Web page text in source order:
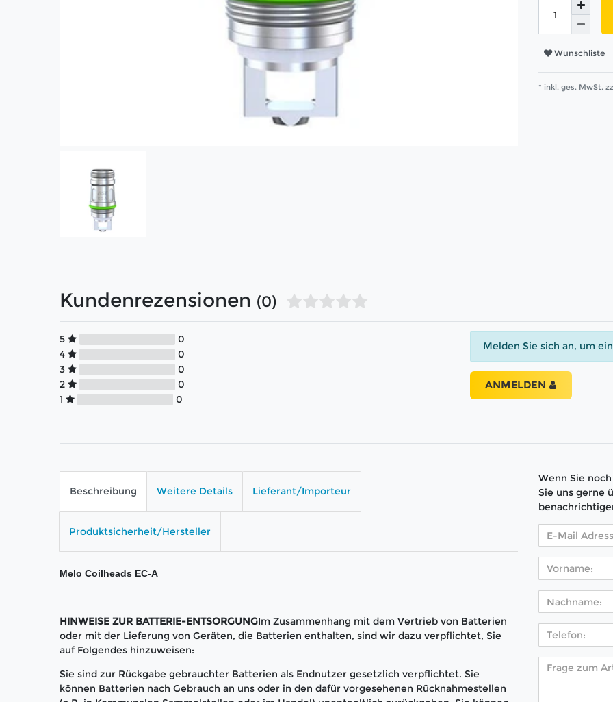
Wunschliste
* inkl. ges. MwSt.
Kundenrezensionen (0)
5
0
4
0
3
0
2
0
1
0
Melden Sie sich an, um
ANMELDEN
Beschreibung Weitere Details Lieferant/Importeur
Produktsicherheit/Hersteller
Melo Coilheads EC-A
HINWEISE ZUR BATTERIE-ENTSORGUNGIm Zusammenhang mit dem Vertrieb von Batterien
oder mit der Lieferung von Geräten, die Batterien enthalten, sind wir dazu verpflichtet, Sie
auf Folgendes hinzuweisen:
Sie sind zur Rückgabe gebrauchter Batterien als Endnutzer gesetzlich verpflichtet. Sie
können Batterien nach Gebrauch an uns oder in den dafür vorgesehenen Rücknahmestellen
Wenn Sie
Sie uns gerne